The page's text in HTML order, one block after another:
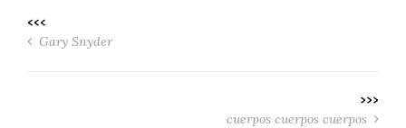
<<<
Gary Snyder
>>>
cuerpos cuerpos cuerpos